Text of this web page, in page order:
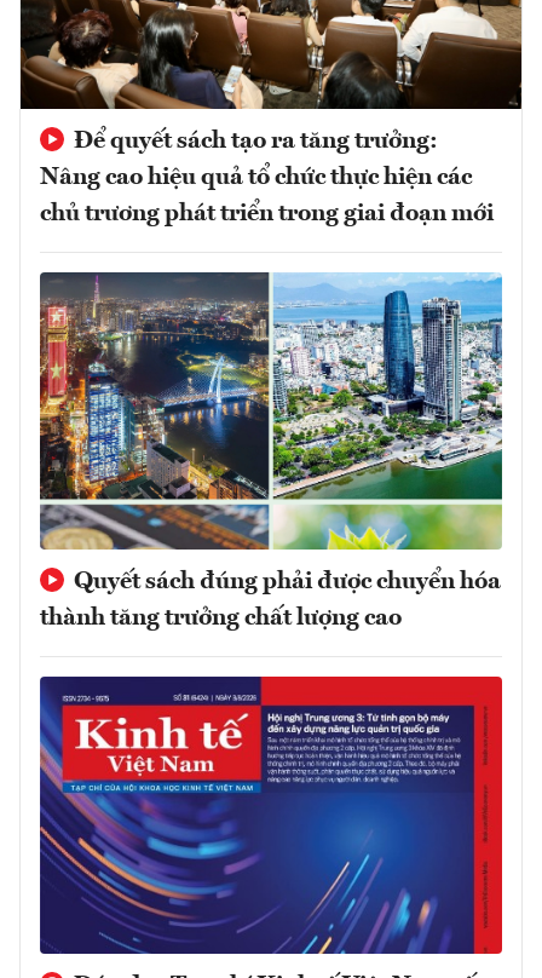
Để quyết sách tạo ra tăng trưởng:
Nâng cao hiệu quả tổ chức thực hiện các
chủ trương phát triển trong giai đoạn mới
Quyết sách đúng phải được chuyển hóa
thành tăng trưởng chất lượng cao